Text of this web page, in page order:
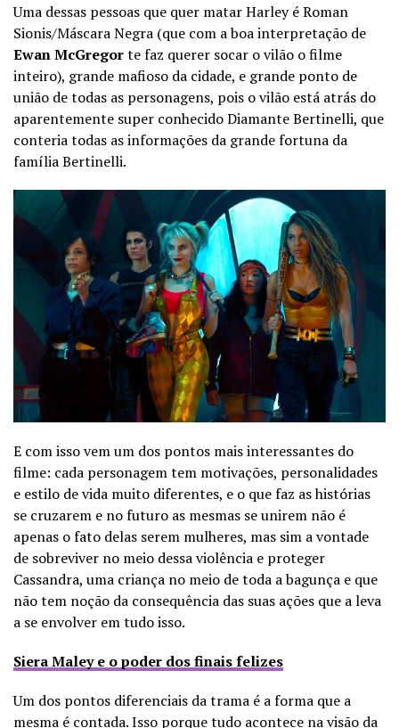
Uma dessas pessoas que quer matar Harley é Roman
Sionis/Máscara Negra (que com a boa interpretação de
Ewan McGregorte faz querer socar o vilão o filme
inteiro), grande mafioso da cidade, e grande ponto de
união de todas as personagens, pois o vilão está atrás do
aparentemente super conhecido Diamante Bertinelli, que
conteria todas as informações da grande fortuna da
família Bertinelli.
E com isso vem um dos pontos mais interessantes do
filme: cada personagem tem motivações, personalidades
e estilo de vida muito diferentes, e o que faz as histórias
se cruzarem e no futuro as mesmas se unirem não é
apenas o fato delas serem mulheres, mas sim a vontade
de sobreviver no meio dessa violência e proteger
Cassandra, uma criança no meio de toda a bagunça e que
não tem noção da consequência das suas ações que a leva
a se envolver em tudo isso.
Siera Maley e o poder dos finais felizes
Um dos pontos diferenciais da trama é a forma que a
mesma é contada. Isso porque tudo acontece na visão da